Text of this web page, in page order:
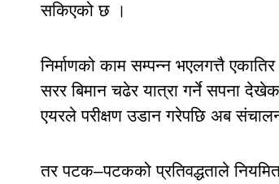
सकिएको छ ।
निर्माणको काम सम्पन्न भएलगत्तै
सरर बिमान चढेर यात्रा गर्ने सपना
एयरले परीक्षण उडान गरेपछि अब
तर पटक–पटकको प्रतिवद्धताले